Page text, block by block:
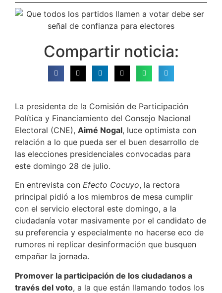
Compartir noticia:
La presidenta de la Comisión de Participación
Política y Financiamiento del Consejo Nacional
Electoral (CNE), Aimé Nogal, luce optimista con
relación a lo que pueda ser el buen desarrollo de
las elecciones presidenciales convocadas para
este domingo 28 de julio.
En entrevista con Efecto Cocuyo, la rectora
principal pidió a los miembros de mesa cumplir
con el servicio electoral este domingo, a la
ciudadanía votar masivamente por el candidato de
su preferencia y especialmente no hacerse eco de
rumores ni replicar desinformación que busquen
empañar la jornada.
Promover la participación de los ciudadanos a
través del voto, a la que están llamando todos los